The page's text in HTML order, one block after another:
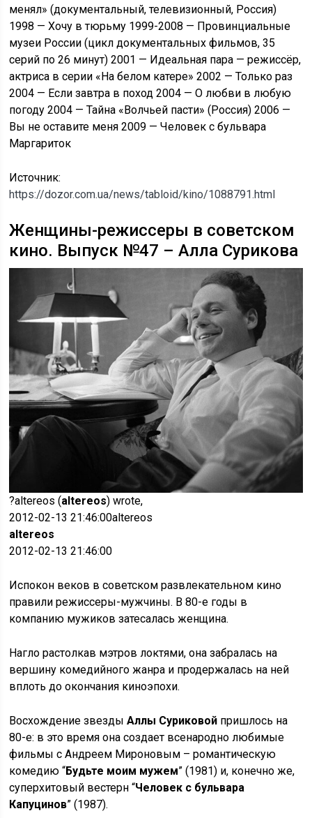
менял» (документальный, телевизионный, Россия)
1998 — Хочу в тюрьму 1999-2008 — Провинциальные
музеи России (цикл документальных фильмов, 35
серий по 26 минут) 2001 — Идеальная пара — режиссёр,
актриса в серии «На белом катере» 2002 — Только раз
2004 — Если завтра в поход 2004 — О любви в любую
погоду 2004 — Тайна «Волчьей пасти» (Россия) 2006 —
Вы не оставите меня 2009 — Человек с бульвара
Маргариток
Источник:
https://dozor.com.ua/news/tabloid/kino/1088791.html
Женщины-режиссеры в советском
кино. Выпуск №47 – Алла Сурикова
?altereos (altereos) wrote,
2012-02-13 21:46:00altereos
altereos
2012-02-13 21:46:00
Испокон веков в советском развлекательном кино
правили режиссеры-мужчины. В 80-е годы в
компанию мужиков затесалась женщина.
Нагло растолкав мэтров локтями, она забралась на
вершину комедийного жанра и продержалась на ней
вплоть до окончания киноэпохи.
Восхождение звездыАллы Суриковой пришлось на
80-е: в это время она создает всенародно любимые
фильмы с Андреем Мироновым – романтическую
комедию “Будьте моим мужем” (1981) и, конечно же,
суперхитовый вестерн “Человек с бульвара
Капуцинов” (1987).